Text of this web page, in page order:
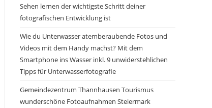
Sehen lernen der wichtigste Schritt deiner
fotografischen Entwicklung ist
Wie du Unterwasser atemberaubende Fotos und
Videos mit dem Handy machst? Mit dem
Smartphone ins Wasser inkl. 9 unwiderstehlichen
Tipps für Unterwasserfotografie
Gemeindezentrum Thannhausen Tourismus
wunderschöne Fotoaufnahmen Steiermark